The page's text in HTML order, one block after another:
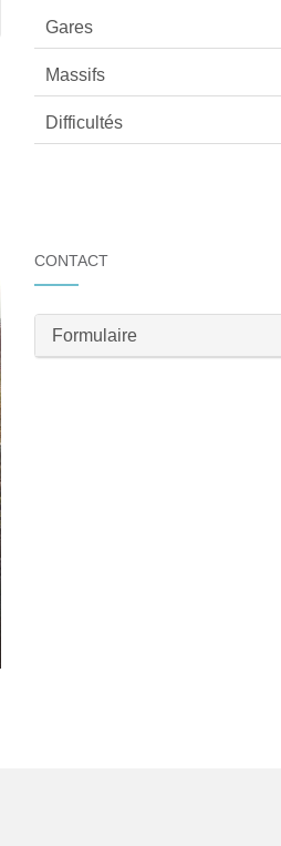
Gares
Massifs
Difficultés
CONTACT
Formulaire